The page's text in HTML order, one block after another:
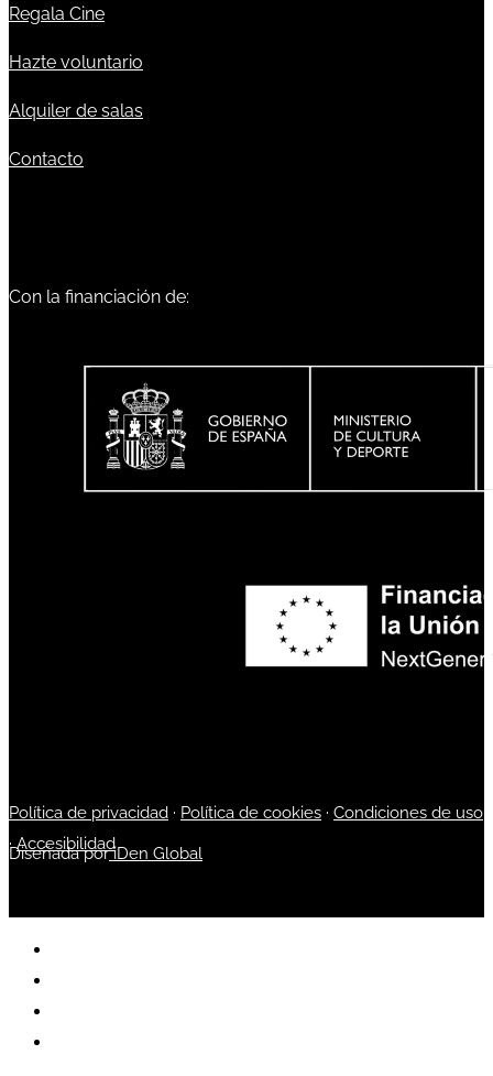
Regala Cine
Hazte voluntario
Alquiler de salas
Contacto
Con la financiación de:
Política de privacidad · Política de cookies · Condiciones de uso
·Accesibilidad
Diseñada poriDen Global